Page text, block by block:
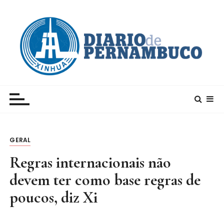
GERAL
Regras internacionais não
devem ter como base regras de
poucos, diz Xi